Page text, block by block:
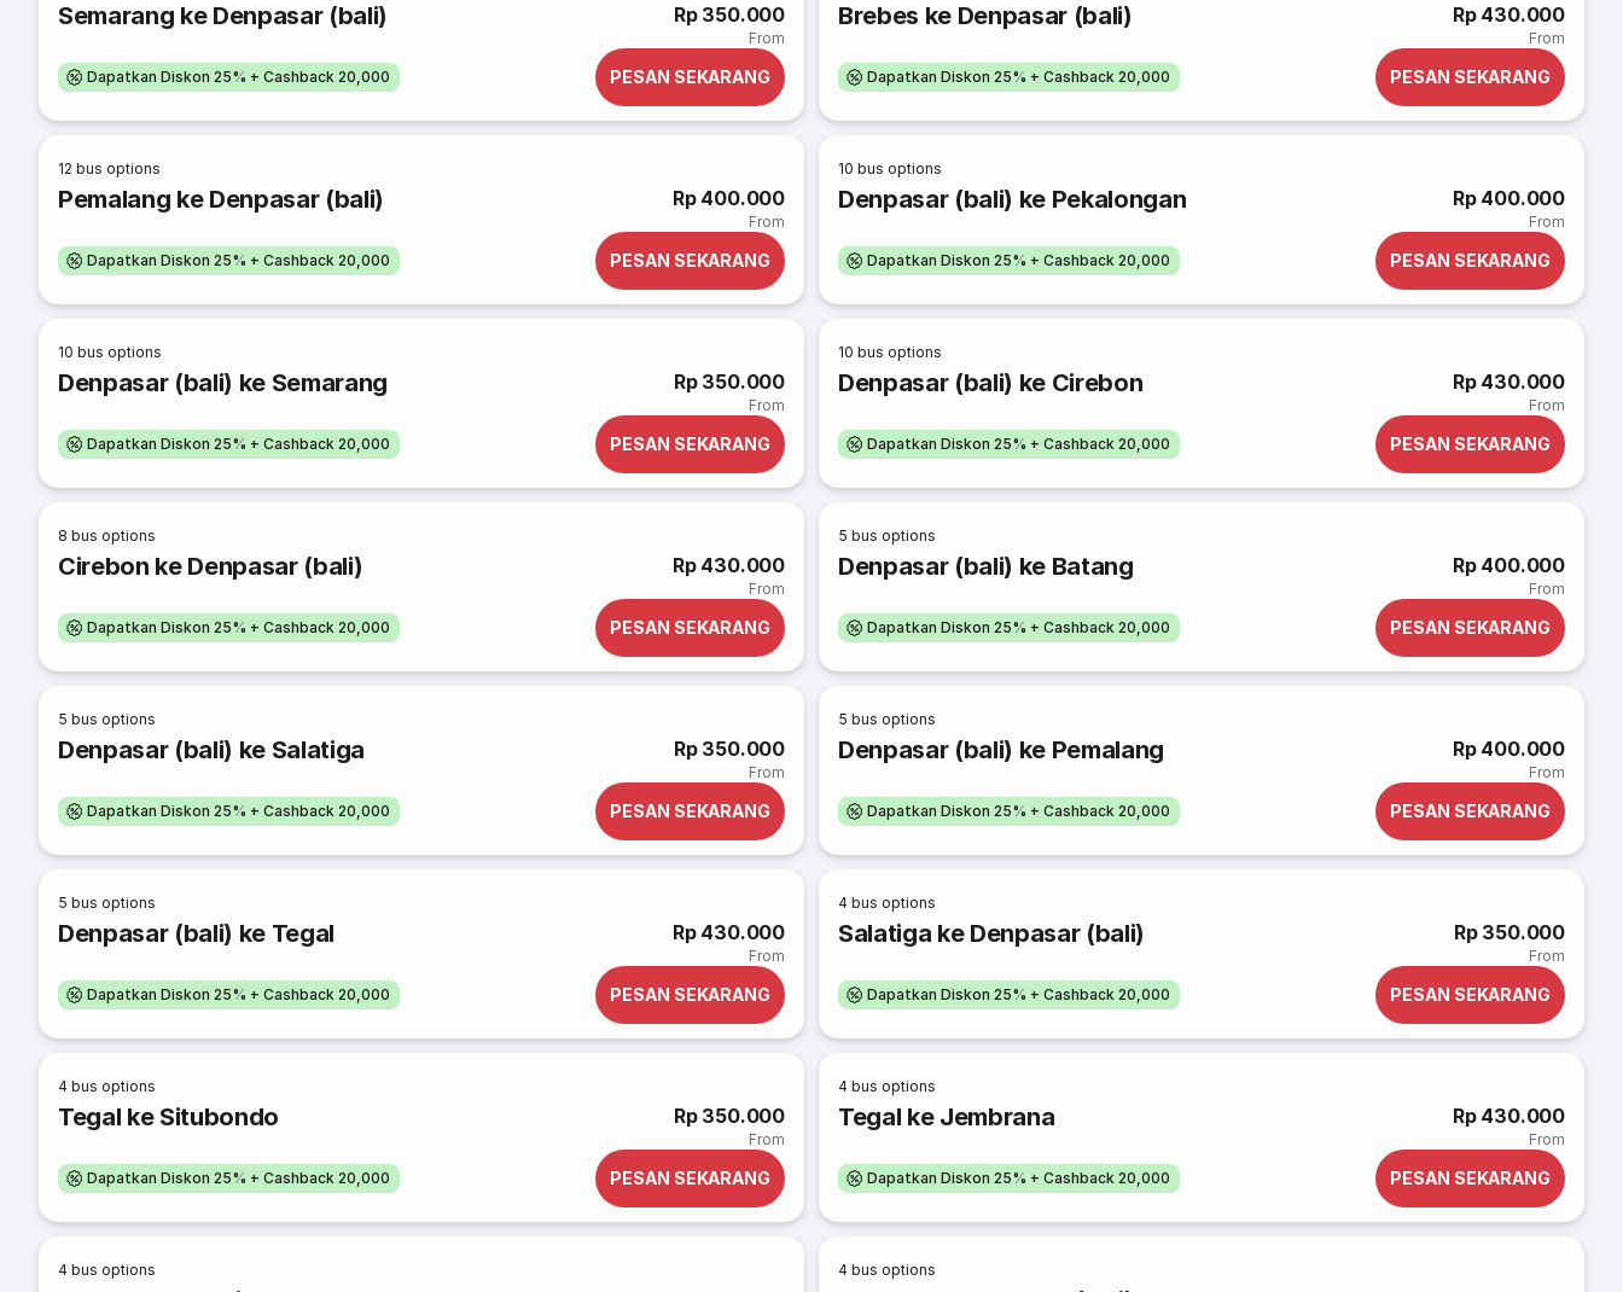
Semarang ke Denpasar (bali) Rp 350.000
From
Dapatkan Diskon 25% + Cashback 20,000 PESAN SEKARANG
Brebes ke Denpasar (bali) Rp 430.000
From
Dapatkan Diskon 25% + Cashback 20,000 PESAN SEKARANG
12 bus options
Pemalang ke Denpasar (bali) Rp 400.000
From
Dapatkan Diskon 25% + Cashback 20,000 PESAN SEKARANG
10 bus options
Denpasar (bali) ke Pekalongan Rp 400.000
From
Dapatkan Diskon 25% + Cashback 20,000 PESAN SEKARANG
10 bus options
Denpasar (bali) ke Semarang Rp 350.000
From
Dapatkan Diskon 25% + Cashback 20,000 PESAN SEKARANG
10 bus options
Denpasar (bali) ke Cirebon Rp 430.000
From
Dapatkan Diskon 25% + Cashback 20,000 PESAN SEKARANG
8 bus options
Cirebon ke Denpasar (bali) Rp 430.000
From
Dapatkan Diskon 25% + Cashback 20,000 PESAN SEKARANG
5 bus options
Denpasar (bali) ke Batang Rp 400.000
From
Dapatkan Diskon 25% + Cashback 20,000 PESAN SEKARANG
5 bus options
Denpasar (bali) ke Salatiga Rp 350.000
From
Dapatkan Diskon 25% + Cashback 20,000 PESAN SEKARANG
5 bus options
Denpasar (bali) ke Pemalang Rp 400.000
From
Dapatkan Diskon 25% + Cashback 20,000 PESAN SEKARANG
5 bus options
Denpasar (bali) ke Tegal Rp 430.000
From
Dapatkan Diskon 25% + Cashback 20,000 PESAN SEKARANG
4 bus options
Salatiga ke Denpasar (bali) Rp 350.000
From
Dapatkan Diskon 25% + Cashback 20,000 PESAN SEKARANG
4 bus options
Tegal ke Situbondo Rp 350.000
From
Dapatkan Diskon 25% + Cashback 20,000 PESAN SEKARANG
4 bus options
Tegal ke Jembrana Rp 430.000
From
Dapatkan Diskon 25% + Cashback 20,000 PESAN SEKARANG
4 bus options 4 bus options